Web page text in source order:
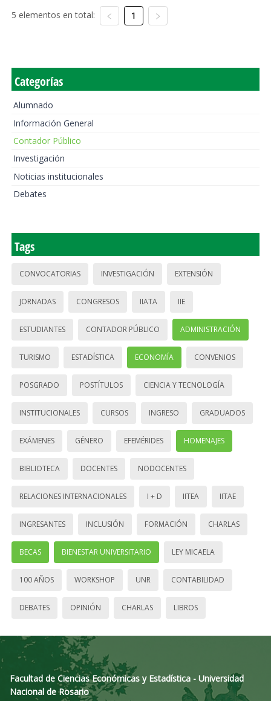
5 elementos en total: 1
Categorías
Alumnado
Información General
Contador Público
Investigación
Noticias institucionales
Debates
Tags
CONVOCATORIAS INVESTIGACIÓN EXTENSIÓN
JORNADAS CONGRESOS IIATA IIE
ESTUDIANTES CONTADOR PÚBLICO ADMINISTRACIÓN
TURISMO ESTADÍSTICA ECONOMÍA CONVENIOS
POSGRADO POSTÍTULOS CIENCIA Y TECNOLOGÍA
INSTITUCIONALES CURSOS INGRESO GRADUADOS
EXÁMENES GÉNERO EFEMÉRIDES HOMENAJES
BIBLIOTECA DOCENTES NODOCENTES
RELACIONES INTERNACIONALES I + D IITEA IITAE
INGRESANTES INCLUSIÓN FORMACIÓN CHARLAS
BECAS BIENESTAR UNIVERSITARIO LEY MICAELA
100 AÑOS WORKSHOP UNR CONTABILIDAD
DEBATES OPINIÓN CHARLAS LIBROS
Facultad de Ciencias Económicas y Estadística - Universidad
Nacional de Rosario